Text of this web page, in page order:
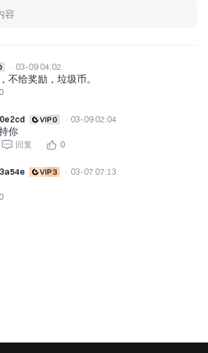
· 03-09 04:02
不给奖励，垃圾币。
· 03-09 02:04
你
回复 0
· 03-07 07:13